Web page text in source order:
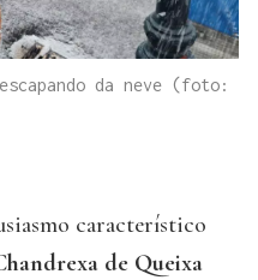
da neve (foto:
característico
de Queixa